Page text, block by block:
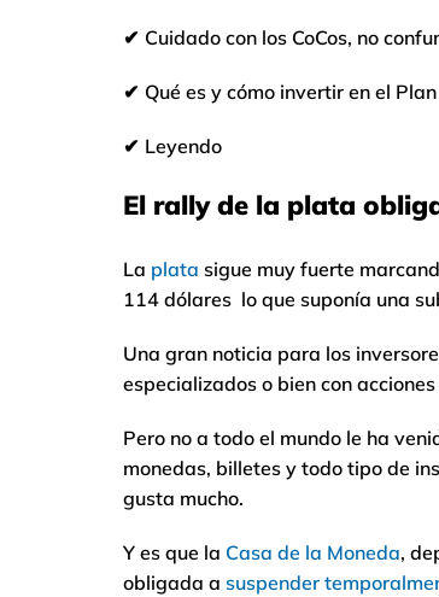
✔ Cuidado con los CoCos, no
✔ Qué es y cómo invertir en el
✔ Leyendo
El rally de la plata
La plata sigue muy fuerte
114 dólares lo que suponía una
Una gran noticia para los
especializados o bien con
Pero no a todo el mundo le ha
monedas, billetes y todo tipo de
gusta mucho.
Y es que la Casa de la Moneda,
obligada a suspender